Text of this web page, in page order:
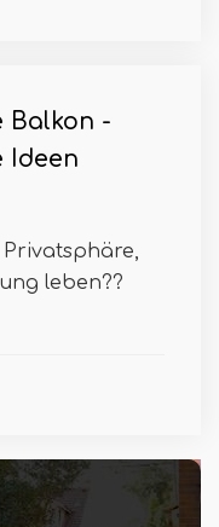
Balkon -
Ideen
leben??